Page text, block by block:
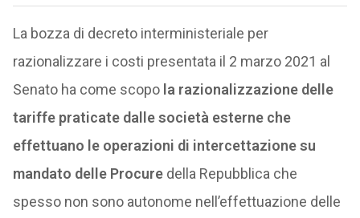
La bozza di decreto interministeriale per
razionalizzare i costi presentata il 2 marzo 2021 al
Senato ha come scopo la razionalizzazione delle
tariffe praticate dalle società esterne che
effettuano le operazioni di intercettazione su
mandato delle Procuredella Repubblica che
spesso non sono autonome nell’effettuazione delle